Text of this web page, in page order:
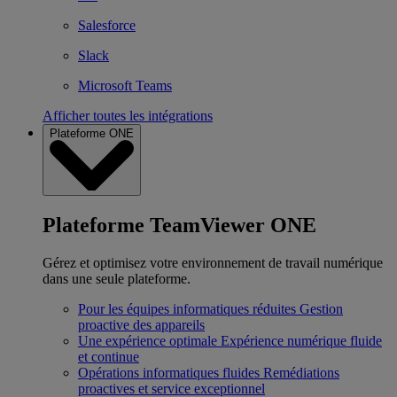
Salesforce
Slack
Microsoft Teams
Afficher toutes les intégrations
Plateforme ONE
Plateforme TeamViewer ONE
Gérez et optimisez votre environnement de travail numérique
dans une seule plateforme.
Pour les équipes informatiques réduites Gestion
proactive des appareils
Une expérience optimale Expérience numérique fluide
et continue
Opérations informatiques fluides Remédiations
proactives et service exceptionnel